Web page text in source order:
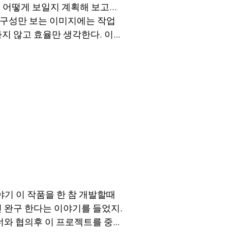
떻게 보일지 계획해 보고...
성만 보는 이미지에는 작업
않고 효율만 생각한다. 이
이 작품을 한 참 개발할때
구 한다는 이야기를 들었지.
협의후 이 프로젝트를 중단